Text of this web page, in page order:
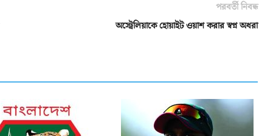
পরবর্তী নিবন্ধ
অস্ট্রেলিয়াকে হোয়াইট ওয়াশ করার স্বপ্ন অধরা